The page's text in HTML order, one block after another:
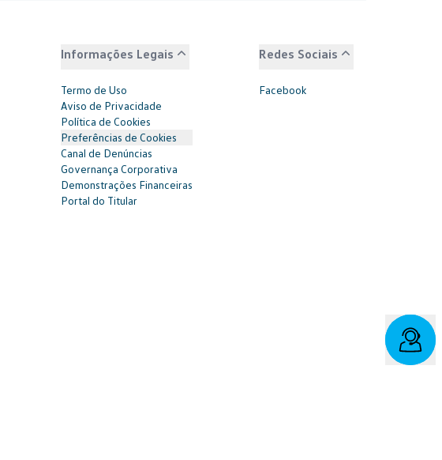
Informações Legais
Termo de Uso
Aviso de Privacidade
Política de Cookies
Preferências de Cookies
Canal de Denúncias
Governança Corporativa
Demonstrações Financeiras
Portal do Titular
Redes Sociais
Facebook